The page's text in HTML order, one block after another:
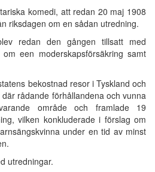
komedi, att redan 20 maj 1908
riksdagen om en sådan utredning.
redan den gången tillsatt med
een moderskapsförsäkring samt
bekostnad resor i Tyskland och
rådande förhållandena och vunna
område och framlade 19
vilken konkluderade i förslag om
under en tid av minst
utredningar.